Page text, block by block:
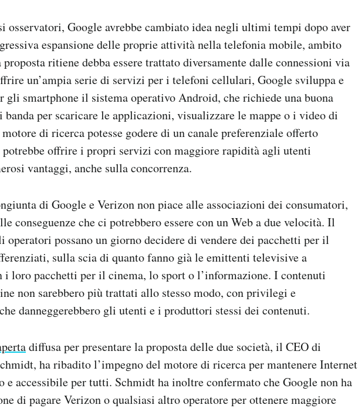
osservatori, Google avrebbe cambiato idea negli ultimi tempi dopo aver
espansione delle proprie attività nella telefonia mobile, ambito
proposta ritiene debba essere trattato diversamente dalle connessioni via
un’ampia serie di servizi per i telefoni cellulari, Google sviluppa e
gli smartphone il sistema operativo Android, che richiede una buona
per scaricare le applicazioni, visualizzare le mappe o i video di
di ricerca potesse godere di un canale preferenziale offerto
potrebbe offrire i propri servizi con maggiore rapidità agli utenti
vantaggi, anche sulla concorrenza.
di Google e Verizon non piace alle associazioni dei consumatori,
conseguenze che ci potrebbero essere con un Web a due velocità. Il
operatori possano un giorno decidere di vendere dei pacchetti per il
sulla scia di quanto fanno già le emittenti televisive a
i loro pacchetti per il cinema, lo sport o l’informazione. I contenuti
non sarebbero più trattati allo stesso modo, con privilegi e
danneggerebbero gli utenti e i produttori stessi dei contenuti.
diffusa per presentare la proposta delle due società, il CEO di
ha ribadito l’impegno del motore di ricerca per mantenere Internet
e accessibile per tutti. Schmidt ha inoltre confermato che Google non ha
di pagare Verizon o qualsiasi altro operatore per ottenere maggiore